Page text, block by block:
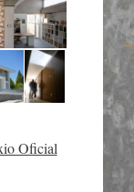
Oficial